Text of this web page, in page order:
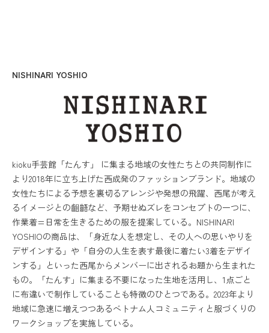
NISHINARI YOSHIO
kioku手芸館「たんす」 に集まる地域の女性たちとの共同制作に
より2018年に立ち上げた西成発のファッションブランド。地域の
女性たちによる予想を裏切るアレンジや発想の飛躍、西尾が考え
るイメージとの齟齬など、予期せぬズレをコンセプトの一つに、
作業着=日常を生きるための服を提案している。NISHINARI
YOSHIOの商品は、「身近な人を想定し、その人への思いやりを
デザインする」や「自分の人生を表す最後に着たい3着をデザイ
ンする」といった西尾からメンバーに出されるお題から生まれた
もの。「たんす」に集まる不要になった生地を活用し、1点ごと
に布違いで制作していることも特徴のひとつである。2023年より
地域に急速に増えつつあるベトナム人コミュニティと服づくりの
ワークショップを実施している。